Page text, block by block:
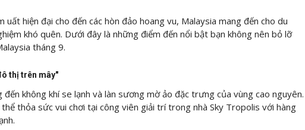
uất hiện đại cho đến các hòn đảo hoang vu, Malaysia mang đến cho du
khó quên. Dưới đây là những điểm đến nổi bật bạn không nên bỏ lỡ
tháng 9.
thị trên mây"
không khí se lạnh và làn sương mờ ảo đặc trưng của vùng cao nguyên.
thỏa sức vui chơi tại công viên giải trí trong nhà Sky Tropolis với hàng